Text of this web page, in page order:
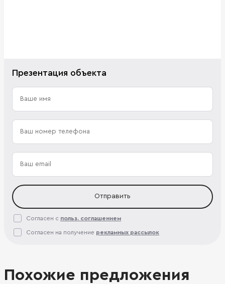
Презентация объекта
Отправить
Согласен с польз. соглашением
Согласен на получение рекламных рассылок
Похожие предложения